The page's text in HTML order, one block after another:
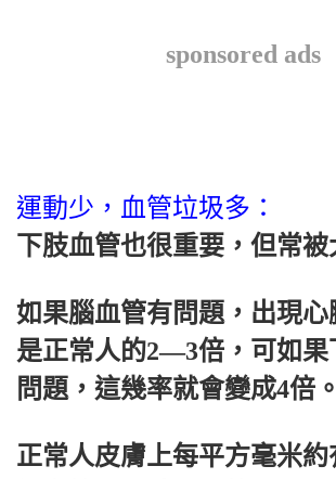
sponsored ads
運動少，血管垃圾多：
下肢血管也很重要，但常被
如果腦血管有問題，出現心
是正常人的2—3倍，可如果
問題，這幾率就會變成4倍。
正常人皮膚上每平方毫米約